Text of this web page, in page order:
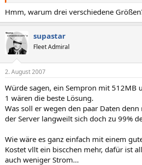
Hmm, warum drei verschiedene
supastar
Fleet Admiral
2. August 2007
Würde sagen, ein Sempron mit 512MB
1 wären die beste Lösung.
Was soll er wegen den paar Daten
der Server langweilt sich doch zu 99%
Wie wäre es ganz einfach mit einem
Kostet vllt ein biscchen mehr, dafür ist
auch weniger Strom...